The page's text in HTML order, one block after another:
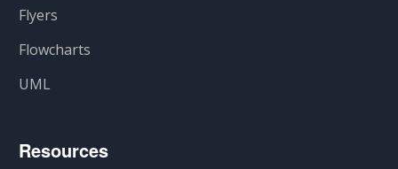
Flyers
Flowcharts
UML
Resources